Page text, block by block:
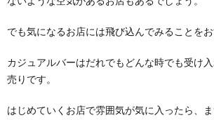
でも気になるお店には飛び込んでみることをお
カジュアルバーはだれでもどんな時でも受け
売りです。
はじめていくお店で雰囲気が気に入ったら、